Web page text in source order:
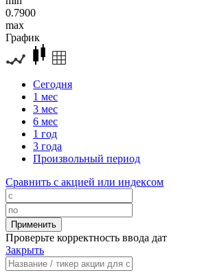
0.7900
max
График
Сегодня
1 мес
3 мес
6 мес
1 год
3 года
Произвольный период
Сравнить с акцией или индексом
Проверьте корректность ввода дат
Закрыть